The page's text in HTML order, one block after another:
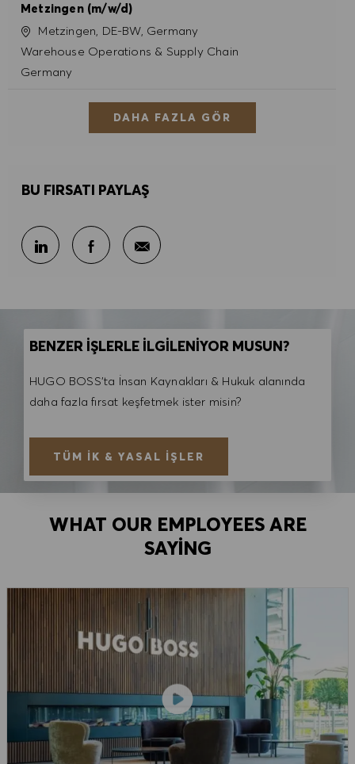
Metzingen (m/w/d)
KonumMetzingen, DE-BW, Germany
Kategori
Warehouse Operations & Supply Chain
Germany
DAHA FAZLA GÖR
BU FIRSATI PAYLAŞ
LinkedIn ile paylaş
Facebook ile paylaş
E-posta ile paylaş
BENZER İŞLERLE İLGİLENİYOR MUSUN?
HUGO BOSS'ta İnsan Kaynakları & Hukuk alanında
daha fazla fırsat keşfetmek ister misin?
TÜM İK & YASAL İŞLER
WHAT OUR EMPLOYEES ARE
SAYING